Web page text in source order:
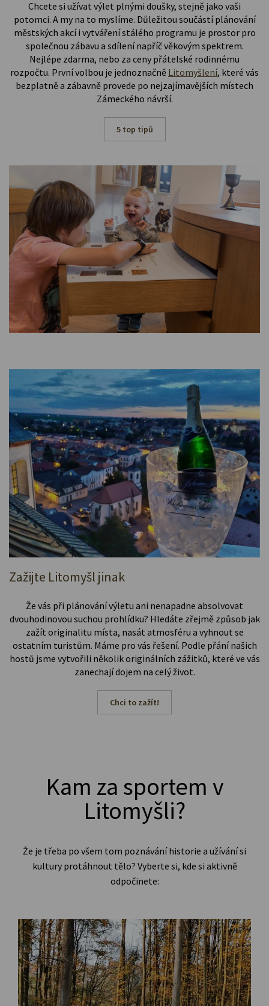
Chcete si užívat výlet plnými doušky, stejně jako vaši
potomci. A my na to myslíme. Důležitou součástí plánování
městských akcí i vytváření stálého programu je prostor pro
společnou zábavu a sdílení napříč věkovým spektrem.
Nejlépe zdarma, nebo za ceny přátelské rodinnému
rozpočtu. První volbou je jednoznačně Litomyšlení, které vás
bezplatně a zábavně provede po nejzajímavějších místech
Zámeckého návrší.
5 top tipů
Zažijte Litomyšl jinak
Že vás při plánování výletu ani nenapadne absolvovat
dvouhodinovou suchou prohlídku? Hledáte zřejmě způsob jak
zažít originalitu místa, nasát atmosféru a vyhnout se
ostatním turistům. Máme pro vás řešení. Podle přání našich
hostů jsme vytvořili několik originálních zážitků, které ve vás
zanechají dojem na celý život.
Chci to zažít!
Kam za sportem v
Litomyšli?
Že je třeba po všem tom poznávání historie a užívání si
kultury protáhnout tělo? Vyberte si, kde si aktivně
odpočinete: